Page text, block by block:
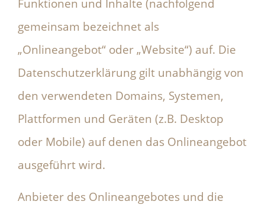
Funktionen und Inhalte (nachfolgend
gemeinsam bezeichnet als
„Onlineangebot“ oder „Website“) auf. Die
Datenschutzerklärung gilt unabhängig von
den verwendeten Domains, Systemen,
Plattformen und Geräten (z.B. Desktop
oder Mobile) auf denen das Onlineangebot
ausgeführt wird.
Anbieter des Onlineangebotes und die